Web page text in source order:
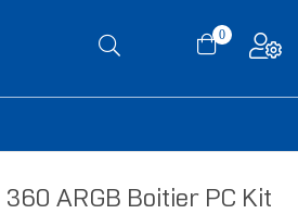
0
ARGB Boitier PC Kit